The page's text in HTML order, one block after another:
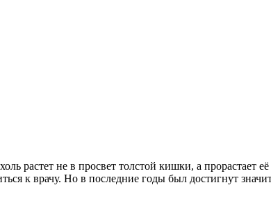
растет не в просвет толстой кишки, а прорастает
к врачу. Но в последние годы был достигнут